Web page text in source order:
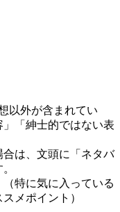
以外が含まれてい
「紳士的ではない表
は、文頭に「ネタバ
特に気に入っている
メポイント）